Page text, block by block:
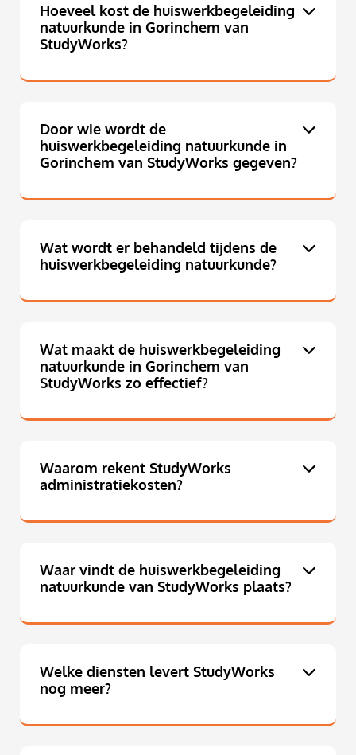
Hoeveel kost de huiswerkbegeleiding
natuurkunde in Gorinchem van
StudyWorks?
Door wie wordt de
huiswerkbegeleiding natuurkunde in
Gorinchem van StudyWorks gegeven?
Wat wordt er behandeld tijdens de
huiswerkbegeleiding natuurkunde?
Wat maakt de huiswerkbegeleiding
natuurkunde in Gorinchem van
StudyWorks zo effectief?
Waarom rekent StudyWorks
administratiekosten?
Waar vindt de huiswerkbegeleiding
natuurkunde van StudyWorks plaats?
Welke diensten levert StudyWorks
nog meer?